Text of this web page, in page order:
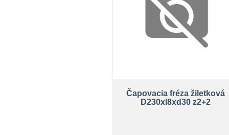
Čapovacia fréza žiletková
D230xl8xd30 z2+2